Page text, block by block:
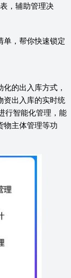
，辅助管理决
单‌，帮你快速锁定
的出入库方式，
资出入库的实时统
行智能化管理，能
物主体管理等功